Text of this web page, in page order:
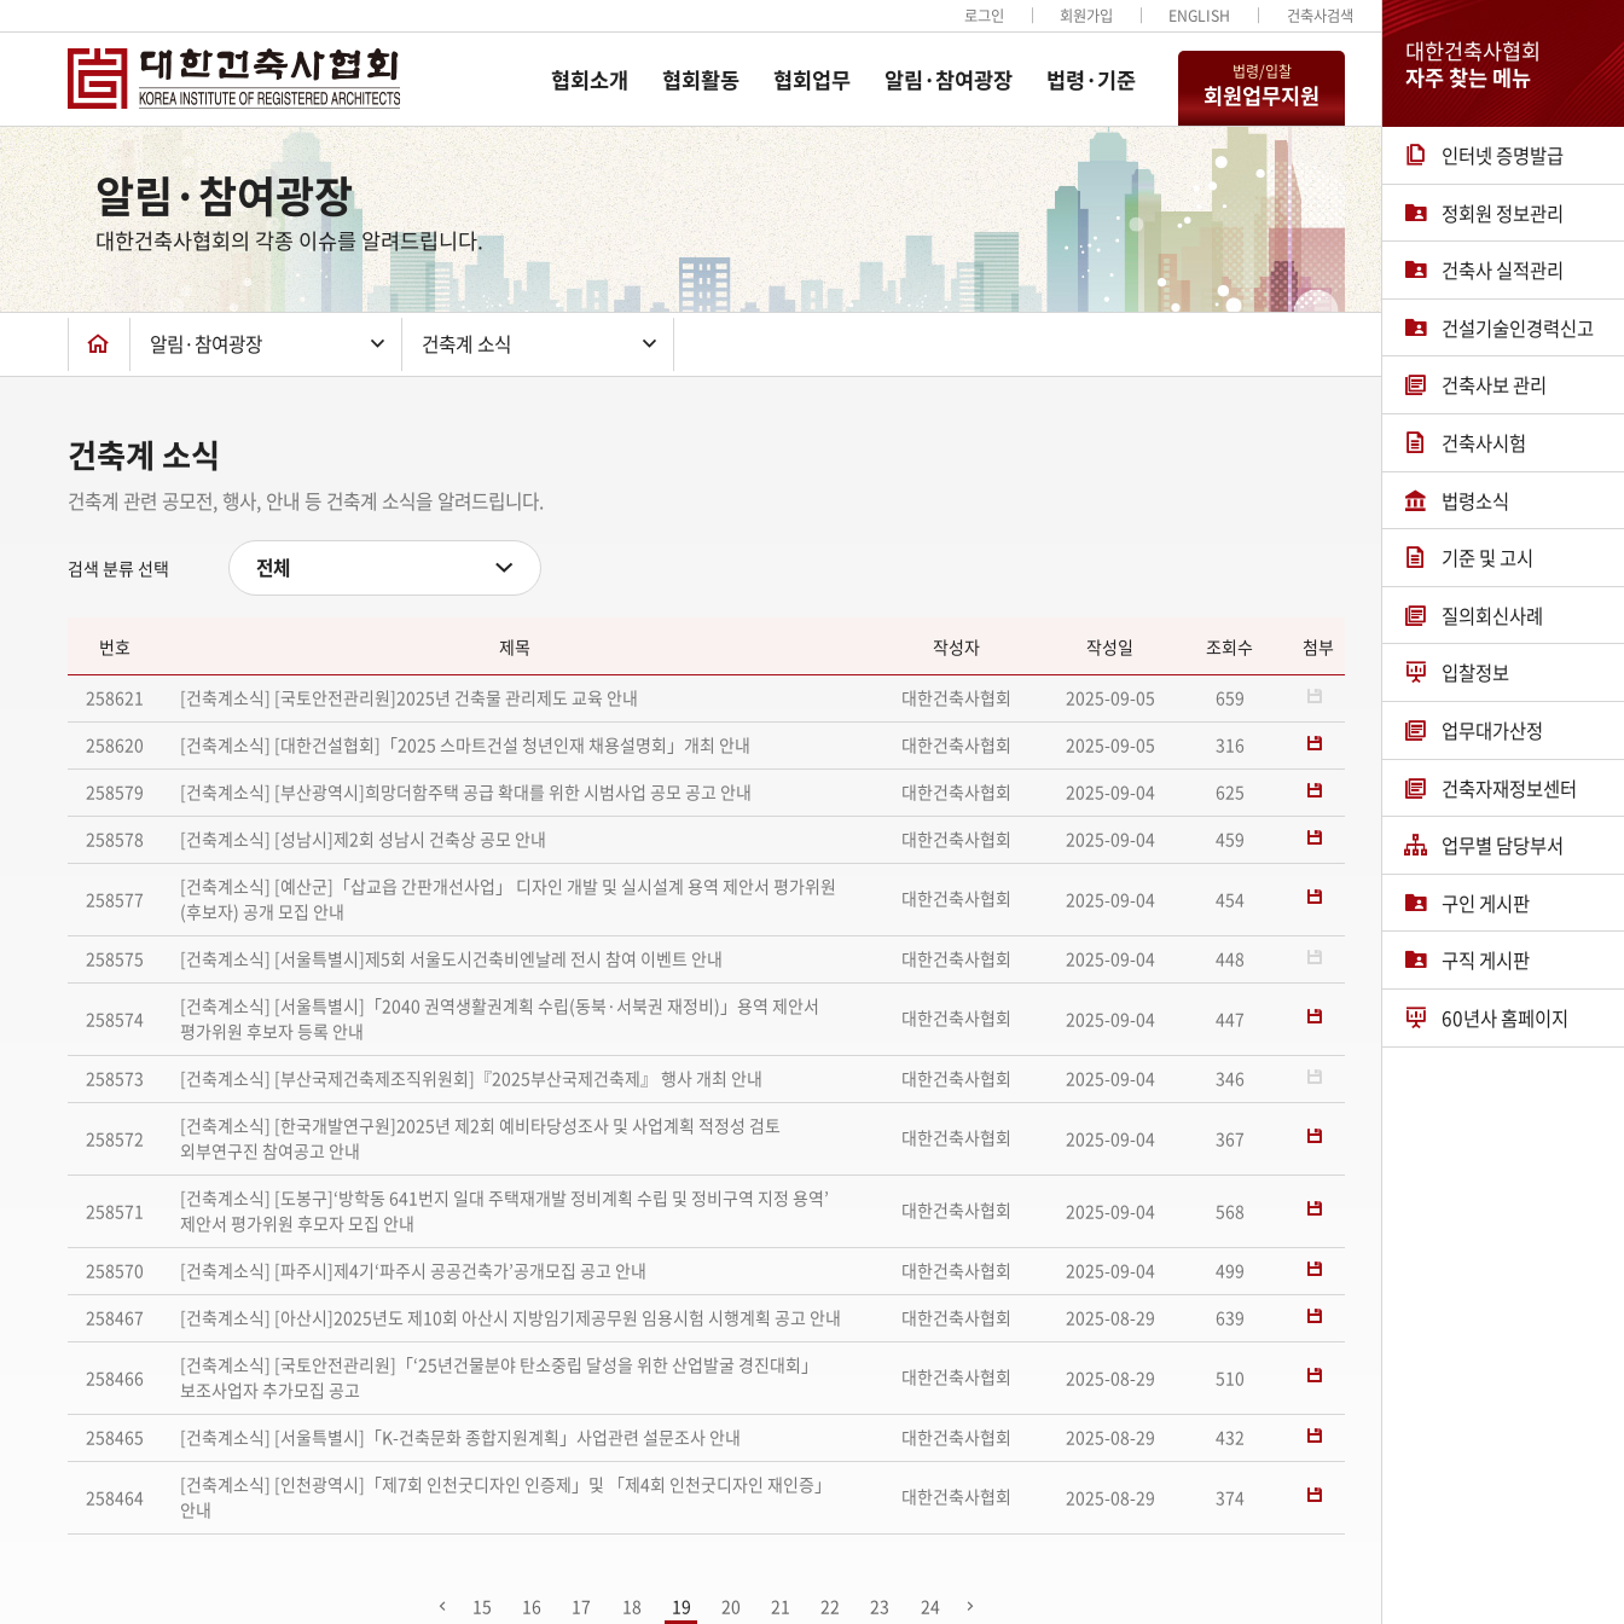
대한건축사협회
자주 찾는 메뉴
인터넷 증명발급
정회원 정보관리
건축사 실적관리
건설기술인경력신고
건축사보 관리
건축사시험
법령소식
기준 및 고시
질의회신사례
입찰정보
업무대가산정
건축자재정보센터
업무별 담당부서
구인 게시판
구직 게시판
60년사 홈페이지
로그인 회원가입 ENGLISH 건축사검색
협회소개 협회활동 협회업무 알림·참여광장 법령·기준 법령/입찰
회원업무지원
상
단
컨
텐
츠
하
단
알림·참여광장
대한건축사협회의 각종 이슈를 알려드립니다.
알림·참여광장 건축계 소식
건축계 소식
건축계 관련 공모전, 행사, 안내 등 건축계 소식을 알려드립니다.
검색 분류 선택 전체
번호 제목 작성자 작성일 조회수 첨부
258621 [건축계소식] [국토안전관리원]2025년 건축물 관리제도 교육 안내 대한건축사협회 2025-09-05
659
258620
[건축계소식] [대한건설협회]「2025 스마트건설 청년인재 채용설명회」개최 안내 대한건축사협회 2025-09-05
316
258579
[건축계소식] [부산광역시]희망더함주택 공급 확대를 위한 시범사업 공모 공고 안내 대한건축사협회 2025-09-04
625
258578
[건축계소식] [성남시]제2회 성남시 건축상 공모 안내 대한건축사협회 2025-09-04 459
258577
[건축계소식] [예산군]「삽교읍 간판개선사업」 디자인 개발 및 실시설계 용역 제안서 평가위원
(후보자) 공개 모집 안내
대한건축사협회 2025-09-04 454
258575 [건축계소식] [서울특별시]제5회 서울도시건축비엔날레 전시 참여 이벤트 안내 대한건축사협회 2025-09-04 448
258574
[건축계소식] [서울특별시]「2040 권역생활권계획 수립(동북·서북권 재정비)」용역 제안서
평가위원 후보자 등록 안내
대한건축사협회 2025-09-04 447
258573 [건축계소식] [부산국제건축제조직위원회]『2025부산국제건축제』 행사 개최 안내 대한건축사협회 2025-09-04 346
258572
[건축계소식] [한국개발연구원]2025년 제2회 예비타당성조사 및 사업계획 적정성 검토
외부연구진 참여공고 안내
대한건축사협회 2025-09-04 367
258571
[건축계소식] [도봉구]‘방학동 641번지 일대 주택재개발 정비계획 수립 및 정비구역 지정 용역’
제안서 평가위원 후모자 모집 안내
대한건축사협회 2025-09-04 568
258570 [건축계소식] [파주시]제4기‘파주시 공공건축가’공개모집 공고 안내 대한건축사협회 2025-09-04
499
258467
[건축계소식] [아산시]2025년도 제10회 아산시 지방임기제공무원 임용시험 시행계획 공고 안내 대한건축사협회 2025-08-29 639
258466
[건축계소식] [국토안전관리원]「‘25년건물분야 탄소중립 달성을 위한 산업발굴 경진대회」
보조사업자 추가모집 공고
대한건축사협회 2025-08-29 510
258465 [건축계소식] [서울특별시]「K-건축문화 종합지원계획」사업관련 설문조사 안내 대한건축사협회 2025-08-29 432
258464
[건축계소식] [인천광역시]「제7회 인천굿디자인 인증제」및 「제4회 인천굿디자인 재인증」
안내
대한건축사협회 2025-08-29 374
15 16 17 18 19 20 21 22 23 24